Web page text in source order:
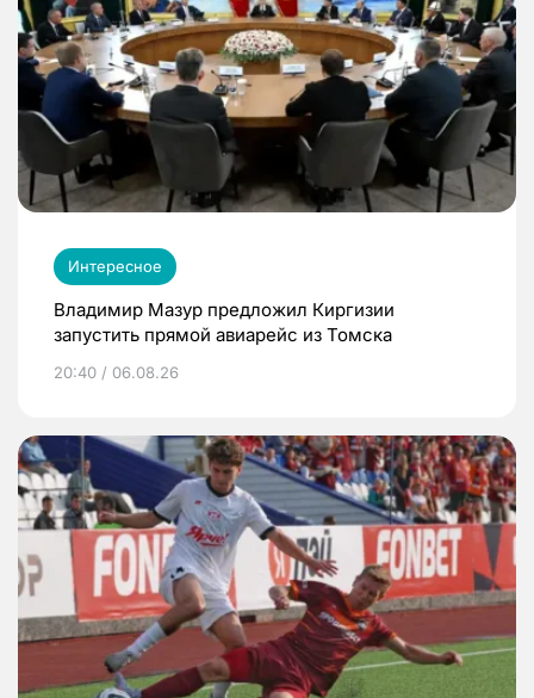
Интересное
Владимир Мазур предложил Киргизии
запустить прямой авиарейс из Томска
20:40 / 06.08.26